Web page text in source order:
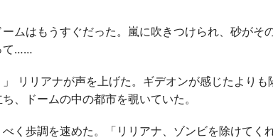
ムはもうすぐだった。嵐に吹きつけられ、砂がそ
て……
」 リリアナが声を上げた。ギデオンが感じたより
、ドームの中の都市を覗いていた。
く歩調を速めた。「リリアナ、ゾンビを除けてく